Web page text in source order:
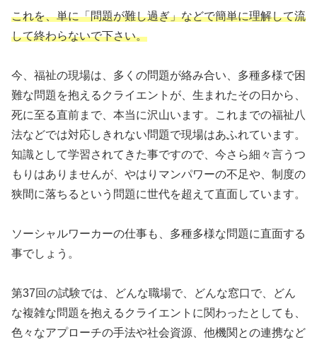
これを、単に「問題が難し過ぎ」などで簡単に理解して流
して終わらないで下さい。
今、福祉の現場は、多くの問題が絡み合い、多種多様で困
難な問題を抱えるクライエントが、生まれたその日から、
死に至る直前まで、本当に沢山います。これまでの福祉八
法などでは対応しきれない問題で現場はあふれています。
知識として学習されてきた事ですので、今さら細々言うつ
もりはありませんが、やはりマンパワーの不足や、制度の
狭間に落ちるという問題に世代を超えて直面しています。
ソーシャルワーカーの仕事も、多種多様な問題に直面する
事でしょう。
第37回の試験では、どんな職場で、どんな窓口で、どん
な複雑な問題を抱えるクライエントに関わったとしても、
色々なアプローチの手法や社会資源、他機関との連携など